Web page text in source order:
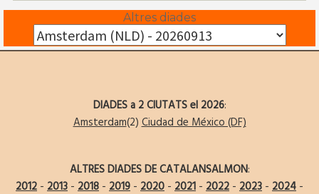
Altres diades
DIADES a 2 CIUTATS el 2026:
Amsterdam(2)Ciudad de México (DF)
ALTRES DIADES DE CATALANSALMON:
2012 - 2013 - 2018 - 2019 - 2020 - 2021 - 2022 - 2023 - 2024 -